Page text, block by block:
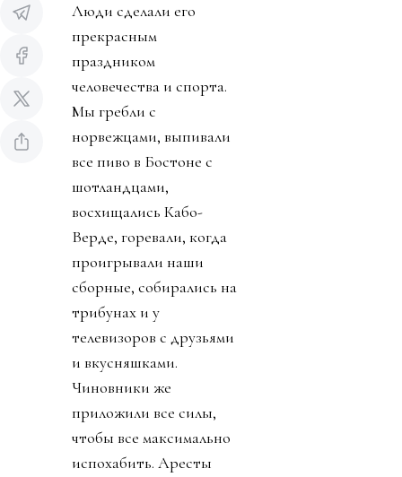
Люди сделали его
прекрасным
праздником
человечества и спорта.
Мы гребли с
норвежцами, выпивали
все пиво в Бостоне с
шотландцами,
восхищались Кабо-
Верде, горевали, когда
проигрывали наши
сборные, собирались на
трибунах и у
телевизоров с друзьями
и вкусняшками.
Чиновники же
приложили все силы,
чтобы все максимально
испохабить. Аресты